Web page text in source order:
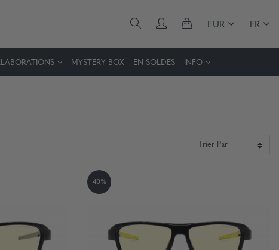
EUR FR
MYSTERY BOX EN SOLDES INFO
40%